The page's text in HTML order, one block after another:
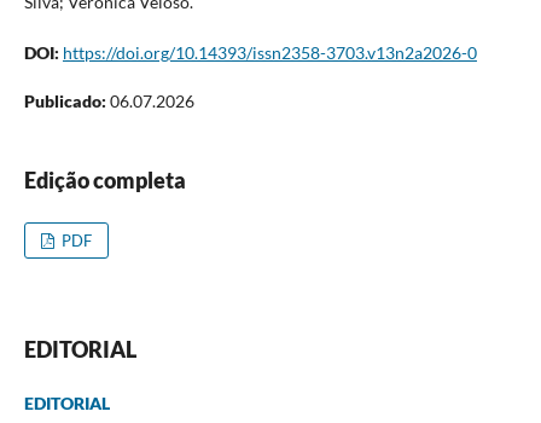
DOI: https://doi.org/10.14393/issn2358-3703.v13n2a2026-0
Publicado: 06.07.2026
Edição completa
PDF
EDITORIAL
EDITORIAL